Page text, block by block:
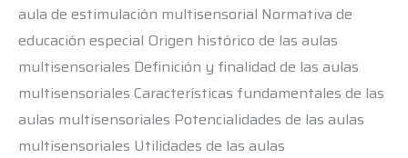
aula de estimulación multisensorial Normativa de
educación especial Origen histórico de las aulas
multisensoriales Definición y finalidad de las aulas
multisensoriales Características fundamentales de las
aulas multisensoriales Potencialidades de las aulas
multisensoriales Utilidades de las aulas